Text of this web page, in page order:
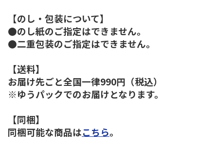
【のし・包装について】
●のし紙のご指定はできません。
●二重包装のご指定はできません。
【送料】
お届け先ごと全国一律990円（税込）
※ゆうパックでのお届けとなります。
【同梱】
同梱可能な商品はこちら。